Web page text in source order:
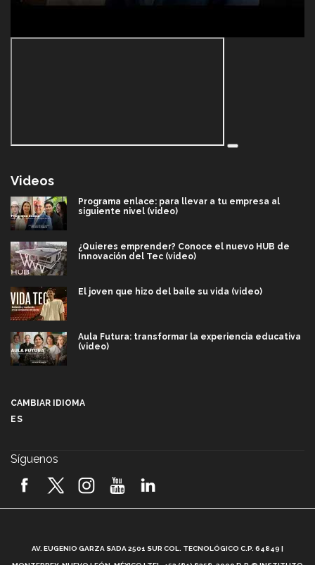
Videos
Programa enlace: para llevar a tu empresa al
siguiente nivel (video)
¿Quieres emprender? Conoce el nuevo HUB de
Innovación del Tec (video)
El joven que hizo del baile su vida (video)
Aula Futura: transformar la experiencia educativa
(video)
2026! (video)
¿Cómo es el Modelo Educativo Tec? (video)
CAMBIAR IDIOMA
ES
Síguenos
AV. EUGENIO GARZA SADA 2501 SUR COL. TECNOLÓGICO C.P. 64849 |